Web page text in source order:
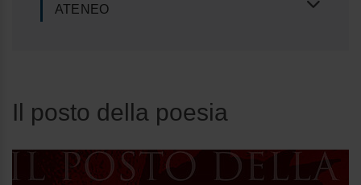
ATENEO
Il posto della poesia